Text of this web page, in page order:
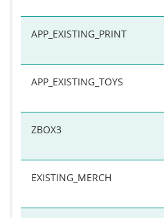
APP_EXISTING_PRINT
APP_EXISTING_TOYS
ZBOX3
EXISTING_MERCH